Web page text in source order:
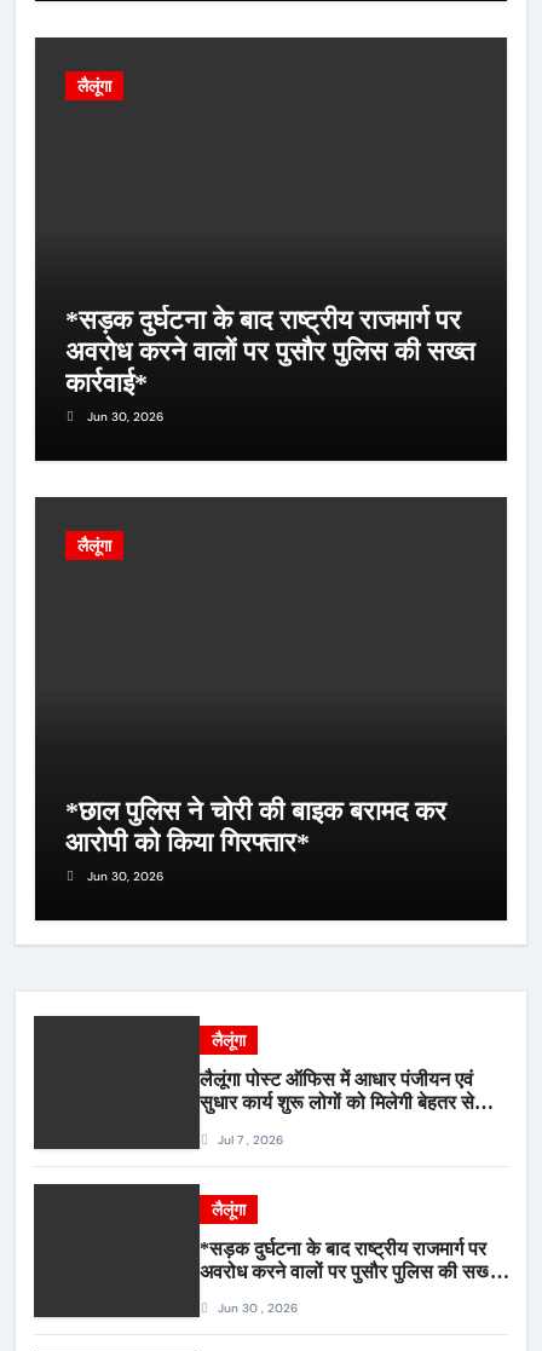
लैलूंगा
*सड़क दुर्घटना के बाद राष्ट्रीय राजमार्ग पर
अवरोध करने वालों पर पुसौर पुलिस की सख्त
कार्रवाई*
Jun 30, 2026
लैलूंगा
*छाल पुलिस ने चोरी की बाइक बरामद कर
आरोपी को किया गिरफ्तार*
Jun 30, 2026
लैलूंगा
लैलूंगा पोस्ट ऑफिस में आधार पंजीयन एवं
सुधार कार्य शुरू लोगों को मिलेगी बेहतर सेवा,
Jul 7 , 2026
लैलूंगा
*सड़क दुर्घटना के बाद राष्ट्रीय राजमार्ग पर
अवरोध करने वालों पर पुसौर पुलिस की सख्त
Jun 30 , 2026